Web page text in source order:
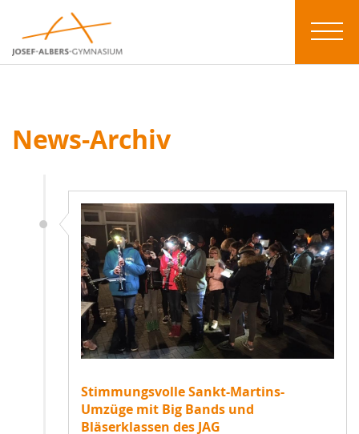
News-Archiv
Stimmungsvolle Sankt-Martins-
Umzüge mit Big Bands und
Bläserklassen des JAG